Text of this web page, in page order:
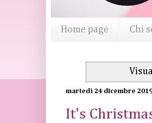
Home page Chi
martedì 24 dicembre
It's